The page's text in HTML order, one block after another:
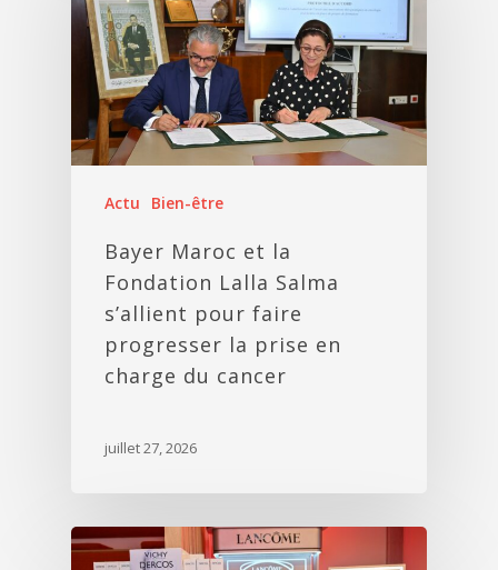
Actu Bien-être
Bayer Maroc et la
Fondation Lalla Salma
s’allient pour faire
progresser la prise en
charge du cancer
juillet 27, 2026